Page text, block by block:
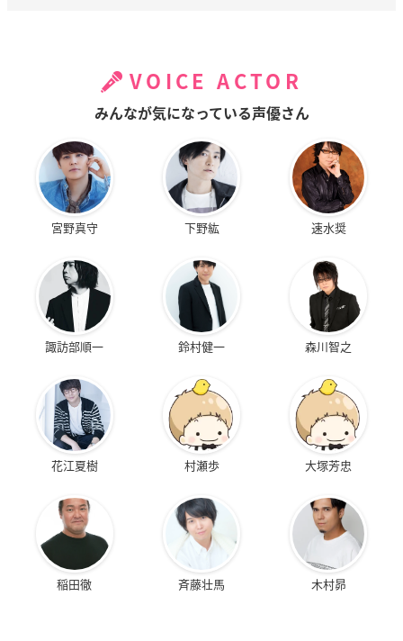
VOICE ACTOR
みんなが気になっている声優さん
宮野真守 下野紘 速水奨
諏訪部順一 鈴村健一 森川智之
花江夏樹 村瀬歩 大塚芳忠
稲田徹 斉藤壮馬 木村昴